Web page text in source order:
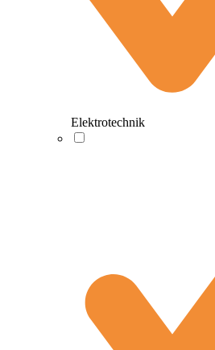
Elektrotechnik